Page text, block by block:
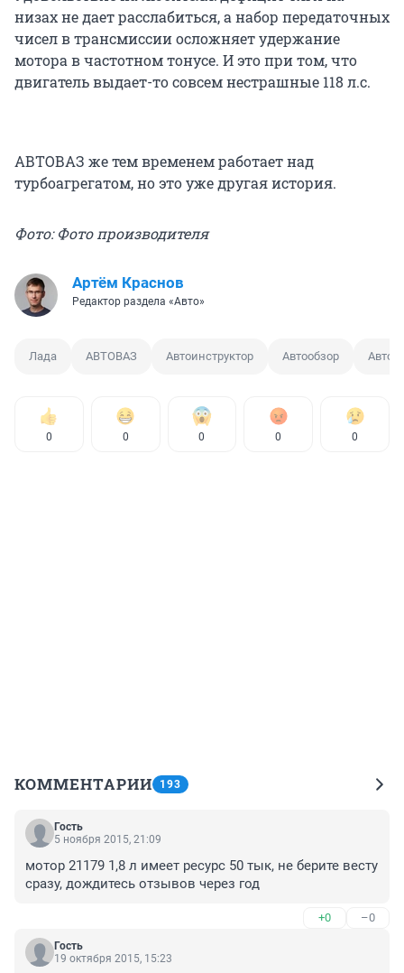
низах не дает расслабиться, а набор передаточных
чисел в трансмиссии осложняет удержание
мотора в частотном тонусе. И это при том, что
двигатель выдает-то совсем нестрашные 118 л.с.
АВТОВАЗ же тем временем работает над
турбоагрегатом, но это уже другая история.
Фото: Фото производителя
Артём Краснов
Редактор раздела «Авто»
Лада АВТОВАЗ Автоинструктор Автообзор
0 0 0 0 0
КОММЕНТАРИИ 193
Гость
5 ноября 2015, 21:09
мотор 21179 1,8 л имеет ресурс 50 тык, не берите весту
сразу, дождитесь отзывов через год
+0 –0
Гость
19 октября 2015, 15:23